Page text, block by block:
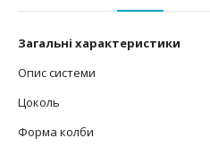
Загальні характеристики
Опис системи
Цоколь
Форма колби